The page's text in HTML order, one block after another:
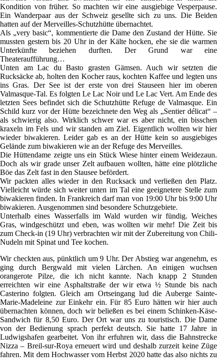
Kondition von früher. So machten wir eine ausgiebige Vesperpause.
Ein Wanderpaar aus der Schweiz gesellte sich zu uns. Die Beiden
hatten auf der Merveilles-Schutzhütte übernachtet.
Als „very basic“, kommentierte die Dame den Zustand der Hütte. Sie
mussten gestern bis 20 Uhr in der Kälte hocken, ehe sie die warmen
Unterkünfte beziehen durften. Der Grund war eine
Theateraufführung…
Unten am Lac du Basto grasten Gämsen. Auch wir setzten die
Rucksäcke ab, holten den Kocher raus, kochten Kaffee und legten uns
ins Gras. Der See ist der erste von drei Stauseen hier im oberen
Valmasque-Tal. Es folgten Le Lac Noir und Le Lac Vert. Am Ende des
letzten Sees befindet sich die Schutzhütte Refuge de Valmasque. Ein
Schild kurz vor der Hütte bezeichnete den Weg als „Sentier délicat“ –
als schwierig also. Wirklich schwer war es aber nicht, ein bisschen
kraxeln im Fels und wir standen am Ziel. Eigentlich wollten wir hier
wieder biwakieren. Leider gab es an der Hütte kein so ausgiebiges
Gelände zum biwakieren wie an der Refuge des Merveilles.
Die Hüttendame zeigte uns ein Stück Wiese hinter einem Weidezaun.
Doch als wir grade unser Zelt aufbauen wollten, hätte eine plötzliche
Böe das Zelt fast in den Stausee befördert.
Wir packten alles wieder in den Rucksack und verließen den Platz.
Vielleicht würde sich weiter unten im Tal eine geeignetere Stelle zum
biwakieren finden. In Frankreich darf man von 19:00 Uhr bis 9:00 Uhr
biwakieren. Ausgenommen sind besondere Schutzgebiete.
Unterhalb eines Wasserfalls im Wald wurden wir fündig. Weiches
Gras, windgeschützt und eben, was wollten wir mehr! Die Zeit bis
zum Check-in (19 Uhr) verbrachten wir mit der Zubereitung von Chili-
Nudeln mit Spinat und Tee kochen.
Wir checkten aus, pünktlich um 9 Uhr. Der Abstieg war angenehm, es
ging durch Bergwald mit vielen Lärchen. An einigen wuchsen
orangerote Pilze, die ich nicht kannte. Nach knapp 2 Stunden
erreichten wir eine Asphaltstraße der wir etwa ½ Stunde bis nach
Casterino folgten. Gleich am Ortseingang lud die Auberge Sainte-
Marie-Madeleine zur Einkehr ein. Für 85 Euro hätten wir hier auch
übernachten können, doch wir beließen es bei einem Schinken-Käse-
Sandwich für 8,50 Euro. Der Ort war uns zu touristisch. Die Dame
von der Bedienung sprach perfekt deutsch. Sie hatte 17 Jahre in
Ludwigshafen gearbeitet. Von ihr erfuhren wir, dass die Bahnstrecke
Nizza – Breil-sur-Roya erneuert wird und deshalb zurzeit keine Züge
fahren. Mit dem Hochwasser vom Herbst 2020 hatte das also nichts zu